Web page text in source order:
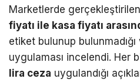
Marketlerde
fiyatı ile kasa fiyatı
etiket bulunup
uygulaması incelendi. Her
lira ceza uygulandığı